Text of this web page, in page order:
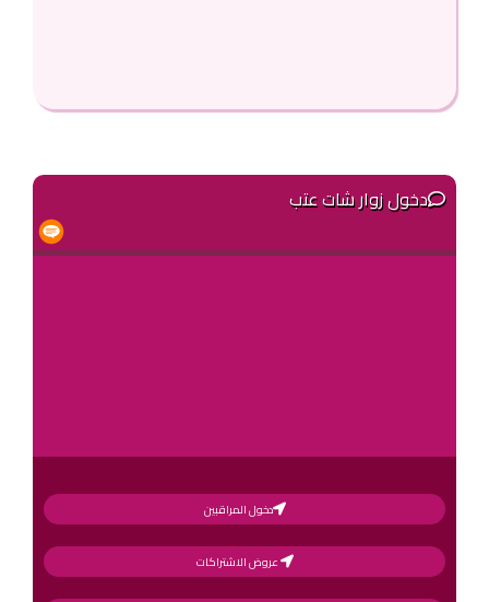
دخول زوار شات عتب
دخول المراقبين
عروض الاشتراكات